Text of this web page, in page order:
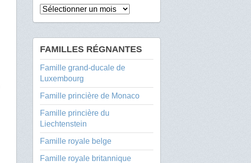
Archives
FAMILLES RÉGNANTES
Famille grand-ducale de
Luxembourg
Famille princière de Monaco
Famille princière du
Liechtenstein
Famille royale belge
Famille royale britannique